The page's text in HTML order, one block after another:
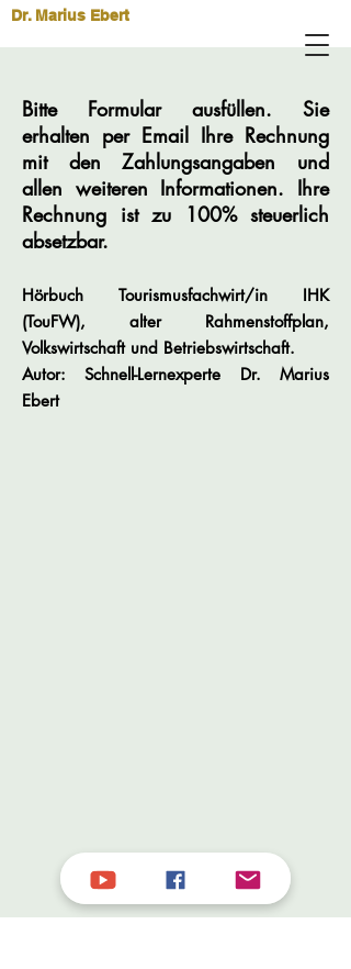
Dr. Marius Ebert
Bitte Formular ausfüllen. Sie
erhalten per Email Ihre Rechnung
mit den Zahlungsangaben und
allen weiteren Informationen. Ihre
Rechnung ist zu 100% steuerlich
absetzbar.
Hörbuch Tourismusfachwirt/in IHK
(TouFW), alter Rahmenstoffplan,
Volkswirtschaft und Betriebswirtschaft.
Autor: Schnell-Lernexperte Dr. Marius
Ebert